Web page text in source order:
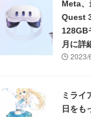
Meta
Quest
128GB
月に詳
2023/
ミライ
日をも